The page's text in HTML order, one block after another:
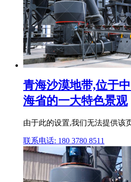
青海沙漠地带,位于
海省的一大特色景观
由于此的设置,我们无法提供该
联系电话: 180 3780 8511